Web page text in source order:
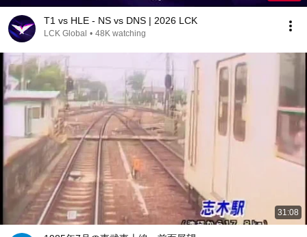
T1 vs HLE - NS vs DNS | 2026 LCK
LCK Global • 48K watching
31:08